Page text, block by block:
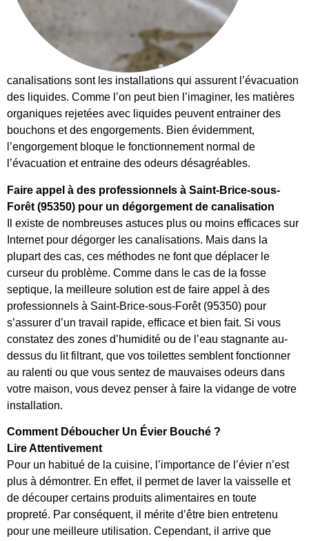
canalisations sont les installations qui assurent l’évacuation
des liquides. Comme l’on peut bien l’imaginer, les matières
organiques rejetées avec liquides peuvent entrainer des
bouchons et des engorgements. Bien évidemment,
l’engorgement bloque le fonctionnement normal de
l’évacuation et entraine des odeurs désagréables.
Faire appel à des professionnels à Saint-Brice-sous-
Forêt (95350) pour un dégorgement de canalisation
Il existe de nombreuses astuces plus ou moins efficaces sur
Internet pour dégorger les canalisations. Mais dans la
plupart des cas, ces méthodes ne font que déplacer le
curseur du problème. Comme dans le cas de la fosse
septique, la meilleure solution est de faire appel à des
professionnels à Saint-Brice-sous-Forêt (95350) pour
s’assurer d’un travail rapide, efficace et bien fait. Si vous
constatez des zones d’humidité ou de l’eau stagnante au-
dessus du lit filtrant, que vos toilettes semblent fonctionner
au ralenti ou que vous sentez de mauvaises odeurs dans
votre maison, vous devez penser à faire la vidange de votre
installation.
Comment Déboucher Un Évier Bouché ?
Lire Attentivement
Pour un habitué de la cuisine, l’importance de l’évier n’est
plus à démontrer. En effet, il permet de laver la vaisselle et
de découper certains produits alimentaires en toute
propreté. Par conséquent, il mérite d’être bien entretenu
pour une meilleure utilisation. Cependant, il arrive que